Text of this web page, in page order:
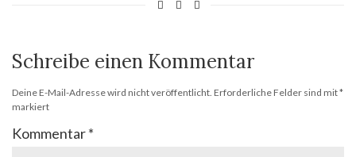
Schreibe einen Kommentar
Deine E-Mail-Adresse wird nicht veröffentlicht. Erforderliche Felder sind mit*
markiert
Kommentar*